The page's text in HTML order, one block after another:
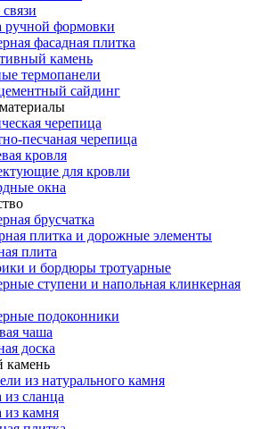
ручной формовки
фасадная плитка
камень
термопанели
сайдинг
черепица
песчаная черепица
кровля
для кровли
окна
брусчатка
плитка и дорожные элементы
плита
и бордюры тротуарные
ступени и напольная клинкерная
подоконники
чаша
доска
камень
из натурального камня
сланца
из камня